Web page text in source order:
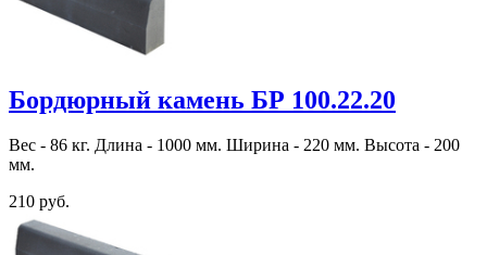
Бордюрный камень БР 100.22.20
Вес - 86 кг. Длина - 1000 мм. Ширина - 220 мм. Высота - 200
мм.
210 руб.